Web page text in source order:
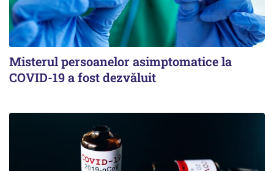
Misterul persoanelor asimptomatice la
COVID-19 a fost dezvăluit